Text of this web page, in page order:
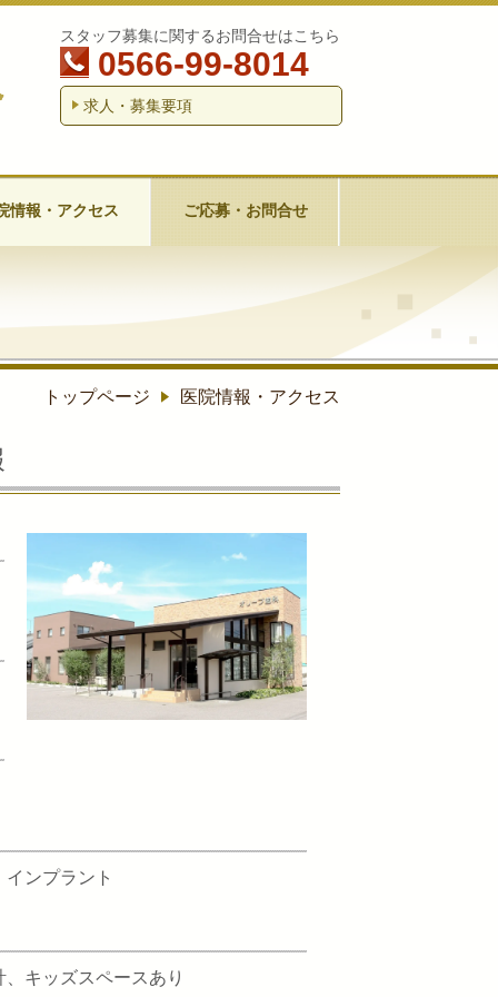
スタッフ募集に関するお問合せはこちら
0566-99-8014
求人・募集要項
情報・アクセス ご応募・お問合せ
トップページ 医院情報・アクセス
ンプラント
キッズスペースあり